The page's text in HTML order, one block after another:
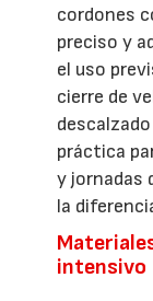
cordones
preciso y
el uso
cierre de
práctica
y jornadas
la
intensivo